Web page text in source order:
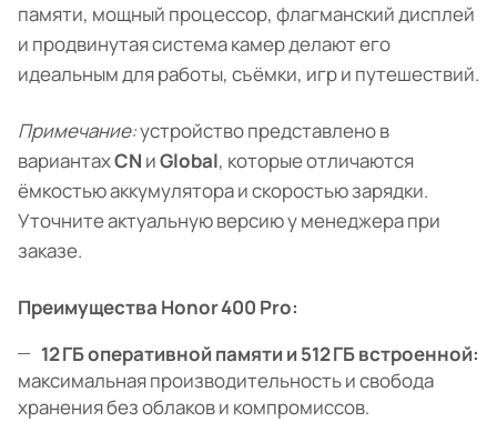
памяти, мощный процессор, флагманский дисплей
и продвинутая система камер делают его
идеальным для работы, съёмки, игр и путешествий.
Примечание:устройство представлено в
вариантахCN иGlobal, которые отличаются
ёмкостью аккумулятора и скоростью зарядки.
Уточните актуальную версию у менеджера при
заказе.
Преимущества Honor 400 Pro:
12 ГБ оперативной памяти и 512 ГБ встроенной:
максимальная производительность и свобода
хранения без облаков и компромиссов.